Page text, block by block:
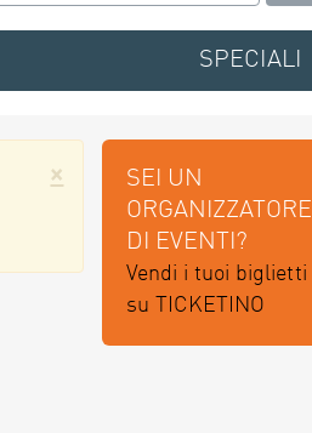
SPECIALI
×
SEI UN
ORGANIZZATORE
DI EVENTI?
Vendi i tuoi biglietti
su TICKETINO